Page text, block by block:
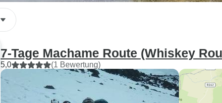
7-Tage Machame Route (Whiskey
5,0 (1 Bewertung)